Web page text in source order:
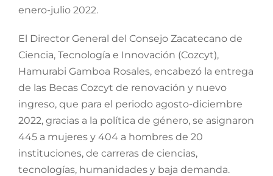
enero-julio 2022.
El Director General del Consejo Zacatecano de
Ciencia, Tecnología e Innovación (Cozcyt),
Hamurabi Gamboa Rosales, encabezó la entrega
de las Becas Cozcyt de renovación y nuevo
ingreso, que para el periodo agosto-diciembre
2022, gracias a la política de género, se asignaron
445 a mujeres y 404 a hombres de 20
instituciones, de carreras de ciencias,
tecnologías, humanidades y baja demanda.